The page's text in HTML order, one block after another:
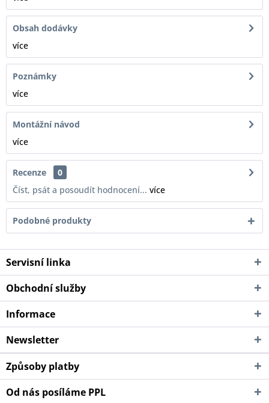
Obsah dodávky
více
Poznámky
více
Montážní návod
více
Recenze
0
Číst, psát a posoudít hodnocení... více
Podobné produkty
Servisní linka
Obchodní služby
Informace
Newsletter
Způsoby platby
Od nás posíláme PPL